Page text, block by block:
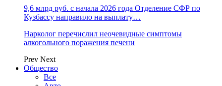
9,6 млрд руб. с начала 2026 года Отделение СФР по
Кузбассу направило на выплату…
Нарколог перечислил неочевидные симптомы
алкогольного поражения печени
Prev Next
Общество
Все